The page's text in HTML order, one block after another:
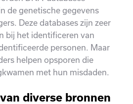
de genetische gegevens
Deze databases zijn zeer
bij het identificeren van
personen. Maar
helpen opsporen die
met hun misdaden.
diverse bronnen